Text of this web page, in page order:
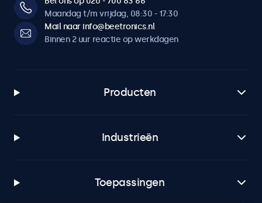
Maandag t/m vrijdag, 08:30 - 17:30
Mail naar info@beetronics.nl
Binnen 2 uur reactie op werkdagen
Producten
Industrieën
Toepassingen